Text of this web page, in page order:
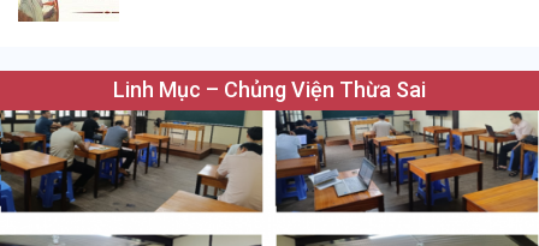
Linh Mục – Chủng Viện Thừa Sai